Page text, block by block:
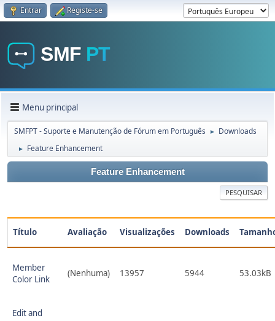
Entrar Registe-se
Menu principal
SMFPT - Suporte e Manutenção de Fórum em Português ► Downloads
► Feature Enhancement
Feature Enhancement
PESQUISAR
Título Avaliação Visualizações Downloads
Member
Color Link
(Nenhuma) 13957 5944 53.03kB
Edit and